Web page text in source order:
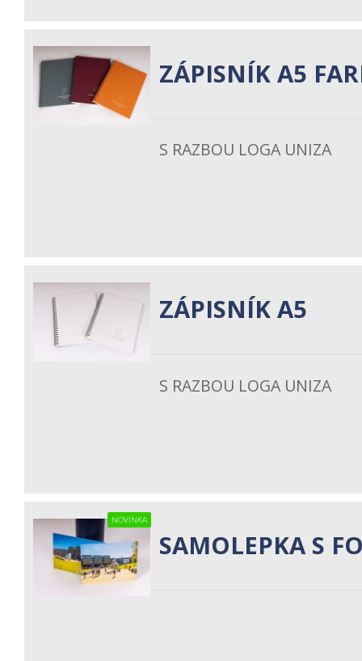
ZÁPISNÍK A5
S RAZBOU LOGA UNIZA
ZÁPISNÍK A5
S RAZBOU LOGA UNIZA
NOVINKA
SAMOLEPKA S